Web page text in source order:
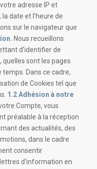
adresse IP et
date et l’heure de
sur le navigateur que
Nous recueillons
d’identifier de
sont les pages
Dans ce cadre,
de Cookies tel que
1.2 Adhésion à notre
Compte, vous
préalable à la réception
des actualités, des
dans le cadre
consentir
d’information en